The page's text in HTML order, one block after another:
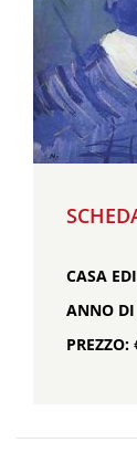
CASA
ANNO
PREZZO: